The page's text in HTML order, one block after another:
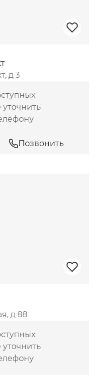
д 3
Позвонить
д 88